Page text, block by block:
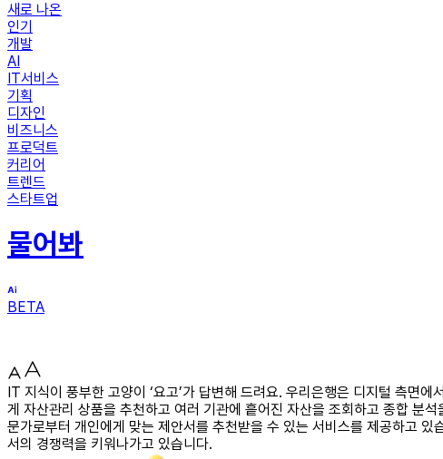
새로 나온
인기
개발
AI
IT서비스
기획
디자인
비즈니스
프로덕트
커리어
트렌드
스타트업
물어봐
BETA
IT 지식이 풍부한 고양이 ‘요고’가 답변해 드려요. 우리은행은 디지털 측면
게 자산관리 상품을 추천하고 여러 기관에 흩어진 자산을 조회하고 종합 분
문가로부터 개인에게 맞는 제안서를 추천받을 수 있는 서비스를 제공하고
서의 경쟁력을 키워나가고 있습니다.